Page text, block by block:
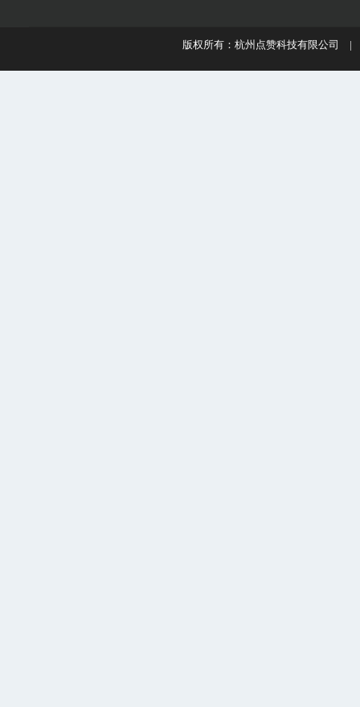
版权所有：杭州点赞科技有限公司